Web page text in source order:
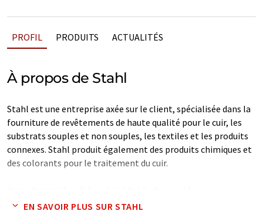
PROFIL PRODUITS ACTUALITÉS
À propos de Stahl
Stahl est une entreprise axée sur le client, spécialisée dans la
fourniture de revêtements de haute qualité pour le cuir, les
substrats souples et non souples, les textiles et les produits
connexes. Stahl produit également des produits chimiques et
des colorants pour le traitement du cuir.
informatique sans intervention humaine. LUMITOS propose
EN SAVOIR PLUS SUR STAHL